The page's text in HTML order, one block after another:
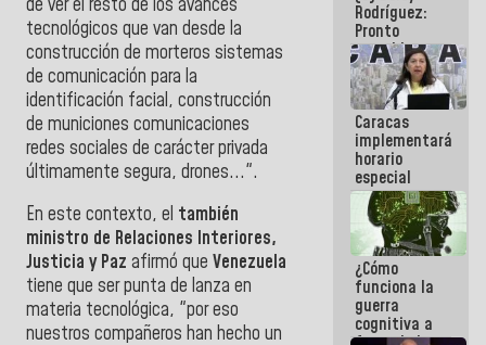
tecnológicos que van desde la
construcción de morteros sistemas
de comunicación para la
identificación facial, construcción
de municiones comunicaciones
redes sociales de carácter privada
últimamente segura, drones...".
En este contexto, el también
ministro de Relaciones Interiores,
Justicia y Paz afirmó que Venezuela
tiene que ser punta de lanza en
materia tecnológica, "por eso
nuestros compañeros han hecho un
Rodríguez:
Pronto
restableceremos
las
operaciones
en el
Aeropuerto
Internacional
de
Maiquetía
Caracas
implementará
horario
especial
para
adaptarse
al plan de
ahorro
energético
¿Cómo
funciona la
guerra
cognitiva a